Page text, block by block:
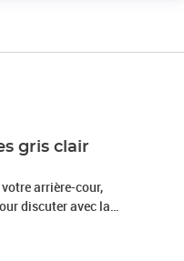
gris clair
arrière-cour,
discuter avec la
Matériau